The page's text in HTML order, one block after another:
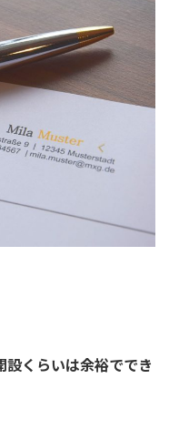
くらいは余裕ででき